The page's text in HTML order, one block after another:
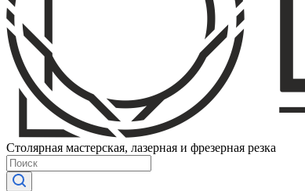
Столярная мастерская, лазерная и фрезерная резка